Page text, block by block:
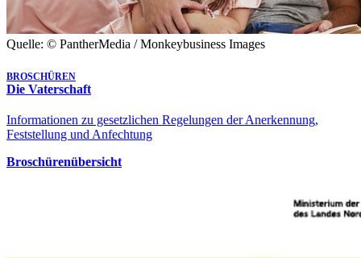
Quelle: © PantherMedia / Monkeybusiness Images
BROSCHÜREN
Die Vaterschaft
Informationen zu gesetzlichen Regelungen der Anerkennung,
Feststellung und Anfechtung
Broschürenübersicht